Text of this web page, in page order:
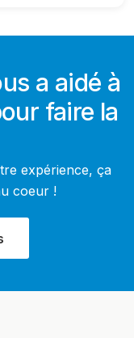
a aidé à
faire la
expérience, ça
coeur !